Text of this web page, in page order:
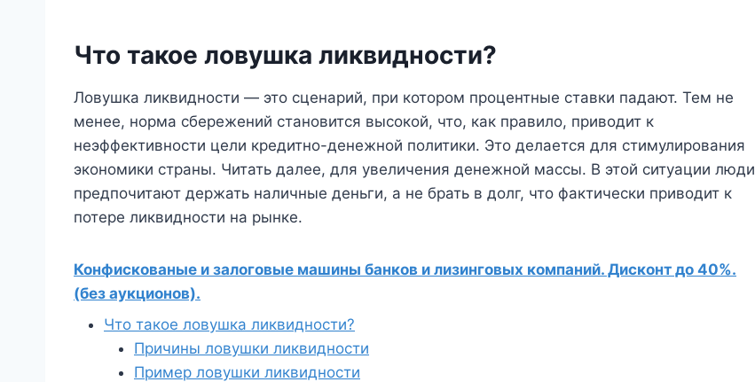
Что такое ловушка ликвидности?
Ловушка ликвидности — это сценарий, при котором процентные ставки падают. Тем не
менее, норма сбережений становится высокой, что, как правило, приводит к
неэффективности цели кредитно-денежной политики. Это делается для стимулирования
экономики страны. Читать далее, для увеличения денежной массы. В этой ситуации люди
предпочитают держать наличные деньги, а не брать в долг, что фактически приводит к
потере ликвидности на рынке.
Конфискованые и залоговые машины банков и лизинговых компаний. Дисконт до 40%.
(без аукционов).
Что такое ловушка ликвидности?
Причины ловушки ликвидности
Пример ловушки ликвидности